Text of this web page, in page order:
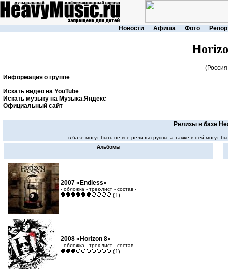
Новости Афиша Фото
Информация о группе
Искать видео на YouTube
Искать музыку на Музыка.Яндекс
Официальный сайт
Релизы в базе
в базе могут быть не все релизы группы, а также в ней
Альбомы
2007 «Endless»
- обложка - трек-лист - состав -
(1)
2008 «Horizon 8»
- обложка - трек-лист - состав -
(1)